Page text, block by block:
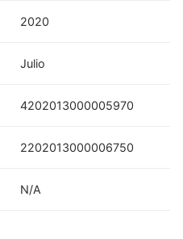
2020
Julio
4202013000005970
2202013000006750
N/A